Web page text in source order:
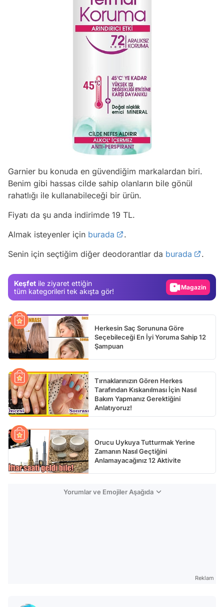
Garnier bu konuda en güvendiğim markalardan biri.
Benim gibi hassas cilde sahip olanların bile gönül
rahatlığı ile kullanabileceği bir ürün.
Fiyatı da şu anda indirimde 19 TL.
Almak isteyenler için burada
.
Senin için seçtiğim diğer deodorantlar da burada .
Keşfet ile ziyaret ettiğin
tüm kategorileri tek akışta gör!
Gündem
Video
Herkesin Saç Sorununa Göre
Seçebileceği En İyi Yoruma Sahip 12
Şampuan
Tırnaklarınızın Gören Herkes
Tarafından Kıskanılması İçin Nasıl
Bakım Yapmanız Gerektiğini
Anlatıyoruz!
Orucu Uykuya Tutturmak Yerine
Zamanın Nasıl Geçtiğini
Anlamayacağınız 12 Aktivite
Yorumlar ve Emojiler Aşağıda
Reklam